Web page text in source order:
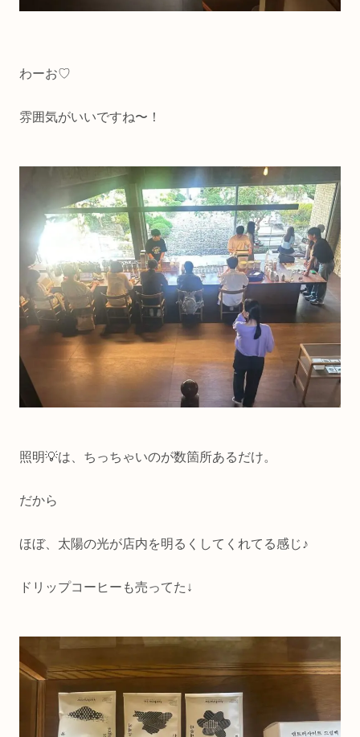
わーお♡
雰囲気がいいですね〜！
照明💡は、ちっちゃいのが数箇所あるだけ。
だから
ほぼ、太陽の光が店内を明るくしてくれてる感じ♪
ドリップコーヒーも売ってた↓